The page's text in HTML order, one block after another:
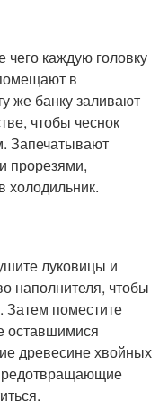
каждую головку
в
же банку заливают
чтобы чеснок
Запечатывают
прорезями,
холодильник.
луковицы и
наполнителя, чтобы
Затем поместите
оставшимися
древесине хвойных